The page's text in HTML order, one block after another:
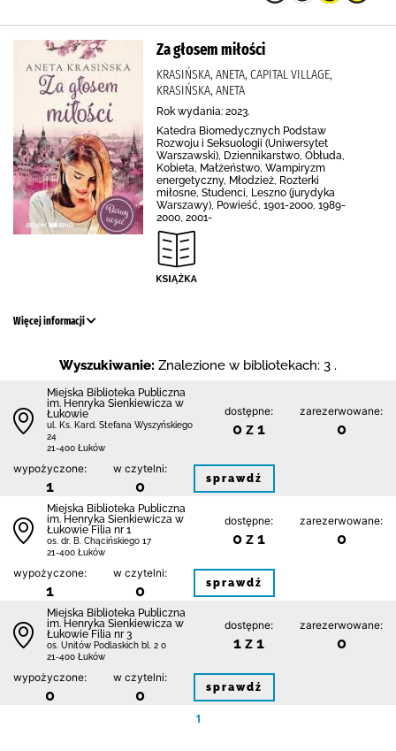
Za głosem miłości
KRASIŃSKA, ANETA, CAPITAL VILLAGE,
KRASIŃSKA, ANETA
Rok wydania: 2023.
Katedra Biomedycznych Podstaw
Rozwoju i Seksuologii (Uniwersytet
Warszawski), Dziennikarstwo, Obłuda,
Kobieta, Małżeństwo, Wampiryzm
energetyczny, Młodzież, Rozterki
miłosne, Studenci, Leszno (jurydyka
Warszawy), Powieść, 1901-2000, 1989-
2000, 2001-
Więcej informacji
Wyszukiwanie: Znalezione w bibliotekach: 3 .
Miejska Biblioteka Publiczna
im. Henryka Sienkiewicza w
Łukowie
ul. Ks. Kard. Stefana Wyszyńskiego
24
21-400 Łuków
dostępne:
0 z 1
zarezerwowane:
0
wypożyczone:
1
w czytelni:
0 sprawdź
Miejska Biblioteka Publiczna
im. Henryka Sienkiewicza w
Łukowie Filia nr 1
os. dr. B. Chącińskiego 17
21-400 Łuków
dostępne:
0 z 1
zarezerwowane:
0
wypożyczone:
1
w czytelni:
0 sprawdź
Miejska Biblioteka Publiczna
im. Henryka Sienkiewicza w
Łukowie Filia nr 3
os. Unitów Podlaskich bl. 2 0
21-400 Łuków
dostępne:
1 z 1
zarezerwowane:
0
wypożyczone:
0
w czytelni:
0 sprawdź
1